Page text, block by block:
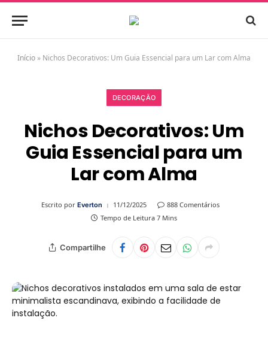
Início » Nichos Decorativos: Um Guia Essencial para um Lar com Alma
DECORAÇÃO
Nichos Decorativos: Um
Guia Essencial para um
Lar com Alma
Escrito por Everton 11/12/2025
888 Comentários
Tempo de Leitura 7 Mins
Compartilhe